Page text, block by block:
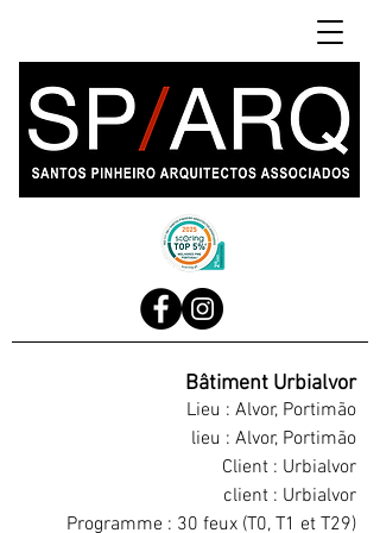
Bâtiment Urbialvor
Lieu : Alvor, Portimão
lieu : Alvor, Portimão
Client : Urbialvor
client : Urbialvor
Programme : 30 feux (T0, T1 et T29)